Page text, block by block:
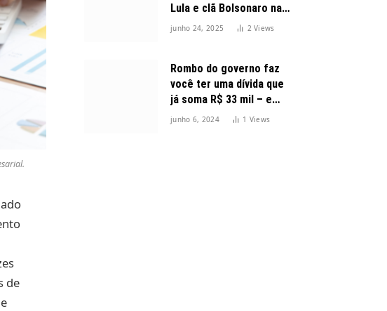
de
Lula e clã Bolsonaro na
disputa presidencial
junho 24, 2025 2Views
Rombo do governo faz
você ter uma dívida que
já soma R$ 33 mil – e
cresceu 300%
junho 6, 2024 1 Views